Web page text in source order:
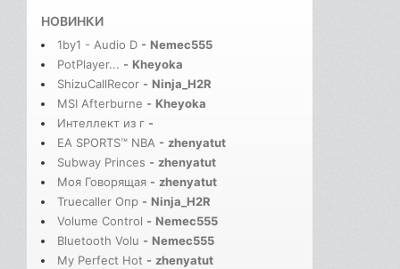
НОВИНКИ
1by1 - Audio D - Nemec555
PotPlayer... - Kheyoka
ShizuCallRecor - Ninja_H2R
MSI Afterburne - Kheyoka
Интеллект из г -
EA SPORTS™ NBA - zhenyatut
Subway Princes - zhenyatut
Моя Говорящая - zhenyatut
Truecaller Опр - Ninja_H2R
Volume Control - Nemec555
Bluetooth Volu - Nemec555
My Perfect Hot - zhenyatut